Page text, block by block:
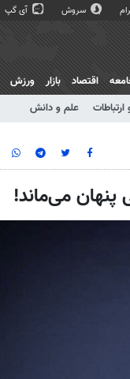
سروش آی گپ
علم و دانش
اقتصاد بازار ورزش
پنهان می‌ماند!